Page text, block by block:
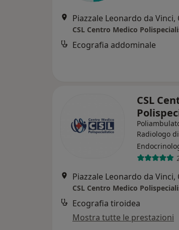
CSL Centro Medico
Ecografia addominale
CSL
Radiologo
CSL Centro Medico
Ecografia tiroidea
Mostra tutte le prestazioni